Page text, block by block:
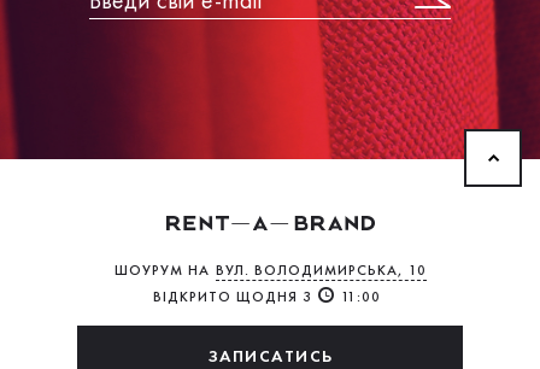
ШОУРУМ НА ВУЛ. ВОЛОДИМИРСЬКА, 10
ВІДКРИТО ЩОДНЯ З
11:00
ЗАПИСАТИСЬ